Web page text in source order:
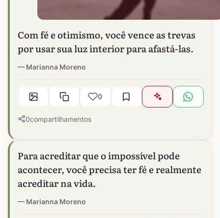
Com fé e otimismo, você vence as trevas
por usar sua luz interior para afastá-las.
Marianna Moreno
0
0compartilhamentos
Para acreditar que o impossível pode
acontecer, você precisa ter fé e realmente
acreditar na vida.
Marianna Moreno